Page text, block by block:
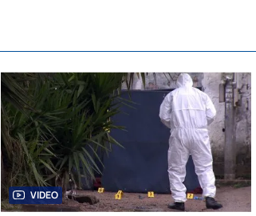
VIDEO